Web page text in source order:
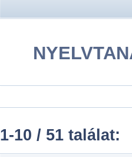
1-10 / 51 találat: